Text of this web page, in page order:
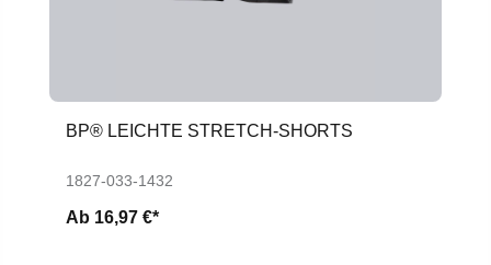
BP® LEICHTE STRETCH-SHORTS
1827-033-1432
Ab 16,97 €*